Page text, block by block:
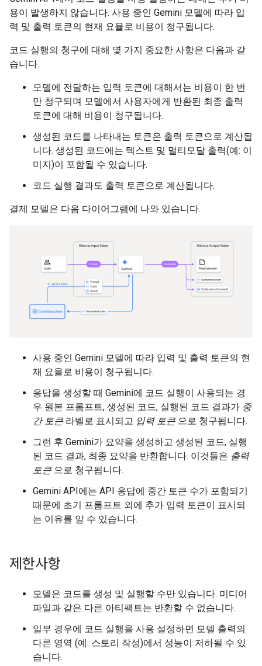
용이 발생하지 않습니다. 사용 중인 Gemini 모델에 따라 입
력 및 출력 토큰의 현재 요율로 비용이 청구됩니다.
코드 실행의 청구에 대해 몇 가지 중요한 사항은 다음과 같
습니다.
모델에 전달하는 입력 토큰에 대해서는 비용이 한 번
만 청구되며 모델에서 사용자에게 반환된 최종 출력
토큰에 대해 비용이 청구됩니다.
생성된 코드를 나타내는 토큰은 출력 토큰으로 계산됩
니다. 생성된 코드에는 텍스트 및 멀티모달 출력(예: 이
미지)이 포함될 수 있습니다.
코드 실행 결과도 출력 토큰으로 계산됩니다.
결제 모델은 다음 다이어그램에 나와 있습니다.
사용 중인 Gemini 모델에 따라 입력 및 출력 토큰의 현
재 요율로 비용이 청구됩니다.
응답을 생성할 때 Gemini에 코드 실행이 사용되는 경
우 원본 프롬프트, 생성된 코드, 실행된 코드 결과가 중
간 토큰라벨로 표시되고 입력 토큰으로 청구됩니다.
그런 후 Gemini가 요약을 생성하고 생성된 코드, 실행
된 코드 결과, 최종 요약을 반환합니다. 이것들은 출력
토큰으로 청구됩니다.
Gemini API에는 API 응답에 중간 토큰 수가 포함되기
때문에 초기 프롬프트 외에 추가 입력 토큰이 표시되
는 이유를 알 수 있습니다.
제한사항
모델은 코드를 생성 및 실행할 수만 있습니다. 미디어
파일과 같은 다른 아티팩트는 반환할 수 없습니다.
일부 경우에 코드 실행을 사용 설정하면 모델 출력의
다른 영역 (예: 스토리 작성)에서 성능이 저하될 수 있
습니다.